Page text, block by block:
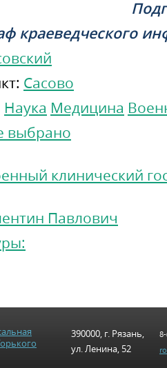
краеведческого
Сасово
Наука Медицина
выбрано
клинический
Павлович
390000, г. Рязань,
ул. Ленина, 52